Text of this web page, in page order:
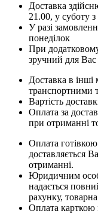
Доставка
21.00, у суботу
У разі
понеділок
При
зручний для Вас
Доставка в інші
транспортними
Вартість
Оплата за
при отриманні
Оплата
доставляється
отриманні.
Юридичним
надається
рахунку,
Оплата карткою